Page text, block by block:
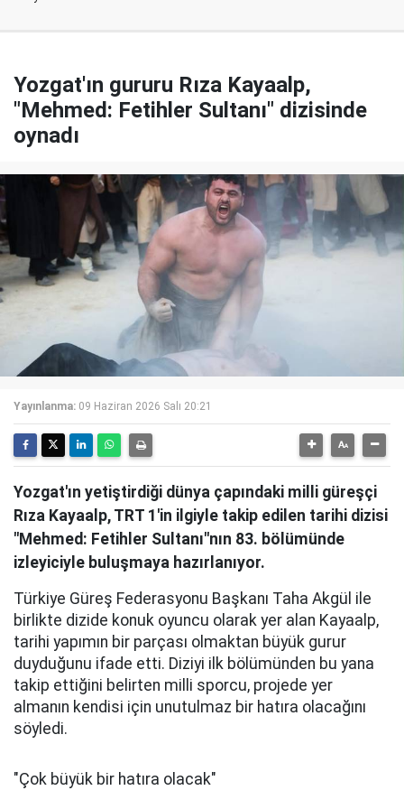
Yozgat'ın gururu Rıza Kayaalp,
"Mehmed: Fetihler Sultanı" dizisinde
oynadı
Yayınlanma: 09 Haziran 2026 Salı 20:21
Yozgat'ın yetiştirdiği dünya çapındaki milli güreşçi
Rıza Kayaalp, TRT 1'in ilgiyle takip edilen tarihi dizisi
"Mehmed: Fetihler Sultanı"nın 83. bölümünde
izleyiciyle buluşmaya hazırlanıyor.
Türkiye Güreş Federasyonu Başkanı Taha Akgül ile
birlikte dizide konuk oyuncu olarak yer alan Kayaalp,
tarihi yapımın bir parçası olmaktan büyük gurur
duyduğunu ifade etti. Diziyi ilk bölümünden bu yana
takip ettiğini belirten milli sporcu, projede yer
almanın kendisi için unutulmaz bir hatıra olacağını
söyledi.
"Çok büyük bir hatıra olacak"